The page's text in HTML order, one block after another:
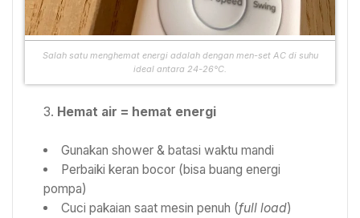
Salah satu menghemat energi adalah dengan men-set AC di suhu
ideal antara 24-26°C.
Hemat air = hemat energi
Gunakan shower & batasi waktu mandi
Perbaiki keran bocor (bisa buang energi
pompa)
Cuci pakaian saat mesin penuh (full load)